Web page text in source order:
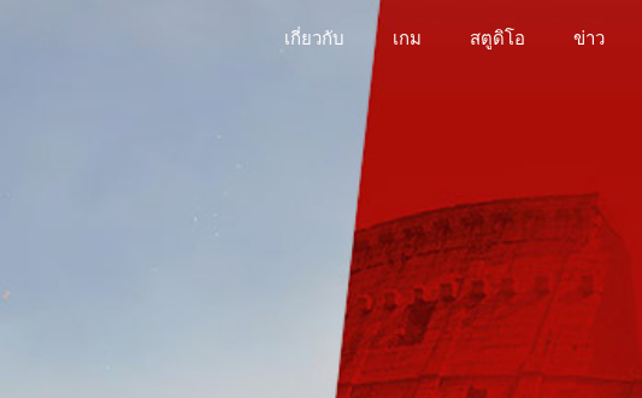
เกี่ยวกับ เกม สตูดิโอ ข่าว